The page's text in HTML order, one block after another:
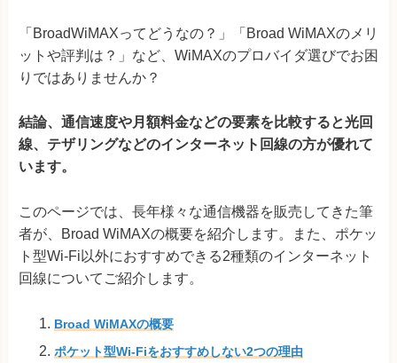
「BroadWiMAXってどうなの？」「Broad WiMAXのメリ
ットや評判は？」など、WiMAXのプロバイダ選びでお困
りではありませんか？
結論、 通信速度や月額料金などの要素を比較すると光回
線、テザリングなどのインターネット回線の方が優れて
います。
このページでは、長年様々な通信機器を販売してきた筆
者が、Broad WiMAXの概要を紹介します。また、ポケッ
ト型Wi-Fi以外におすすめできる2種類のインターネット
回線についてご紹介します。
Broad WiMAXの概要
ポケット型Wi-Fiをおすすめしない2つの理由